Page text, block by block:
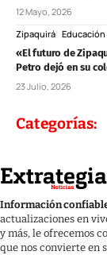
12 Mayo, 2026
Zipaquirá Educación
«El futuro de
Petro dejó en su
23 Julio, 2026
Categorías:
Información
actualizaciones en
y más, le ofrecemos
que nos convierte en